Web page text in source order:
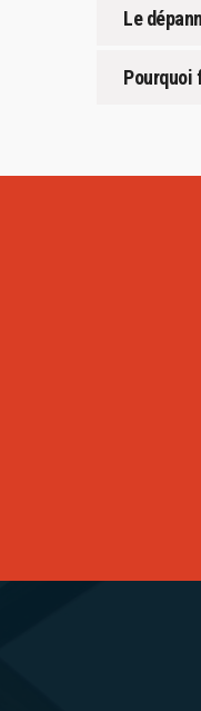
Le
Pourquoi